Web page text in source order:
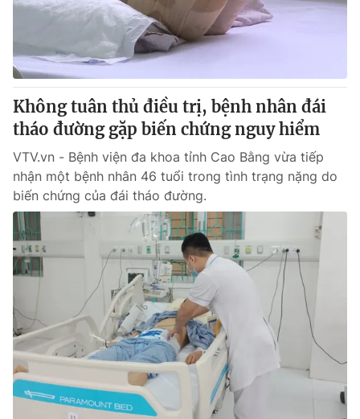
Cơ quan chủ quản:Đài Truyền hình Việt Nam
Cơ quan báo chí:Thời báo VTV
Giấy phép hoạt động báo in và báo điện tử số 483/GP-BTTTT
cấp ngày 29/12/2023
Tổng Biên tập:Vũ Thanh Thủy
Phó Tổng Biên tập:Nguyễn Thị Mỹ Hạnh, Phạm Quốc Thắng,
Nguyễn Trọng Ninh
Tổng đài VTV:024.38 355 931 - 024.38 355 932
Ðiện thoại Thời báo VTV:024.66 897 897
Email:toasoan@vtv.vn
Liên hệ quảng cáo:
024-7300.7108
Không tuân thủ điều trị, bệnh nhân đái
tháo đường gặp biến chứng nguy hiểm
VTV.vn - Bệnh viện đa khoa tỉnh Cao Bằng vừa tiếp
nhận một bệnh nhân 46 tuổi trong tình trạng nặng do
biến chứng của đái tháo đường.